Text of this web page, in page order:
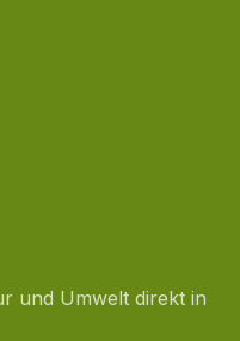
und Umwelt direkt in